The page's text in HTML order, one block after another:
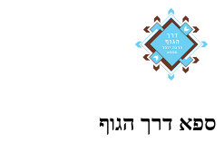
ספא דרך הגוף